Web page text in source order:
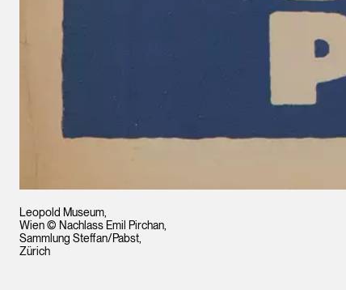
Leopold Museum,
Wien © Nachlass Emil Pirchan,
Sammlung Steffan/Pabst,
Zürich